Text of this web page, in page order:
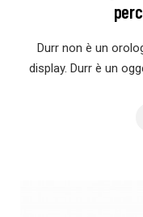
Durr non è un
display. Durr è un